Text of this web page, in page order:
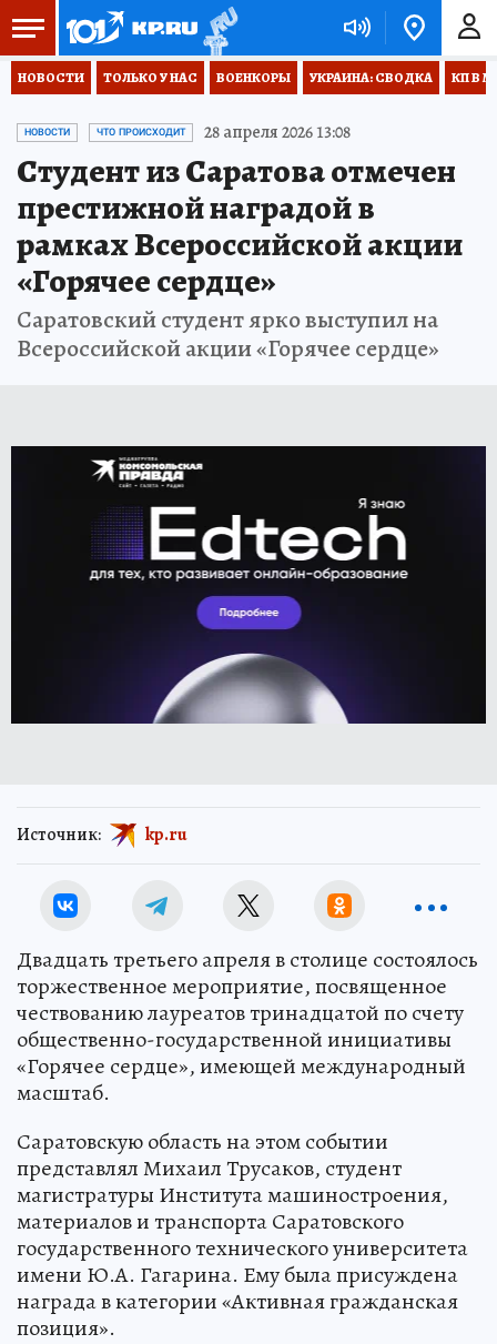
НОВОСТИ ТОЛЬКО У НАС ВОЕНКОРЫ УКРАИНА: СВОДКА КП В
НОВОСТИ ЧТО ПРОИСХОДИТ 28 апреля 2026 13:08
Студент из Саратова отмечен
престижной наградой в
рамках Всероссийской акции
«Горячее сердце»
Саратовский студент ярко выступил на
Всероссийской акции «Горячее сердце»
Источник: kp.ru
Двадцать третьего апреля в столице состоялось
торжественное мероприятие, посвященное
чествованию лауреатов тринадцатой по счету
общественно-государственной инициативы
«Горячее сердце», имеющей международный
масштаб.
Саратовскую область на этом событии
представлял Михаил Трусаков, студент
магистратуры Института машиностроения,
материалов и транспорта Саратовского
государственного технического университета
имени Ю.А. Гагарина. Ему была присуждена
награда в категории «Активная гражданская
позиция».